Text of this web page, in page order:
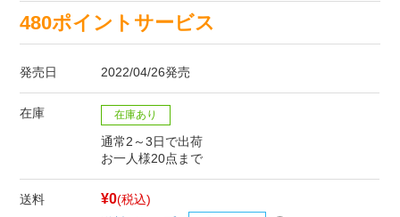
480ポイントサービス
発売日 2022/04/26発売
在庫 在庫あり
通常2～3日で出荷
お一人様20点まで
送料 ¥0(税込)